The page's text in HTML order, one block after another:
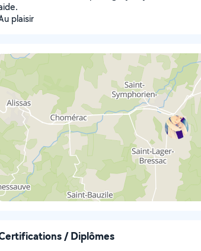
plaisir
/ Diplômes